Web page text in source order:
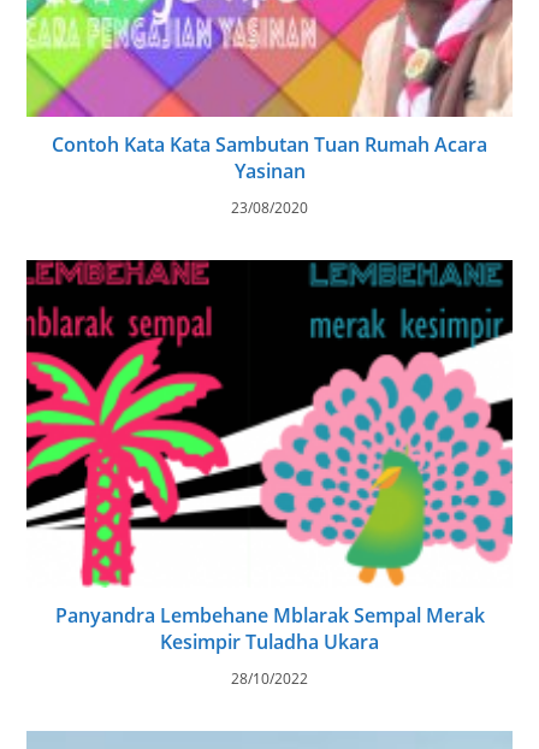
Contoh Kata Kata Sambutan Tuan Rumah Acara
Yasinan
23/08/2020
Panyandra Lembehane Mblarak Sempal Merak
Kesimpir Tuladha Ukara
28/10/2022